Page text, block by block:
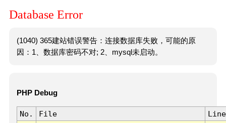
Database Error
(1040) 365建站错误警告：连接数据库失败，可能的原
因：1、数据库密码不对; 2、mysql未启动。
PHP Debug
No. File
Line